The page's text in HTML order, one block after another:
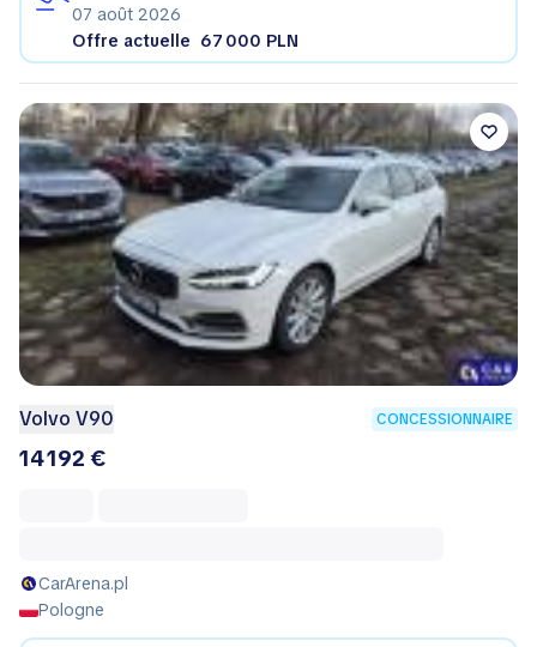
07 août 2026
Offre actuelle 67 000 PLN
Volvo V90 CONCESSIONNAIRE
14 192 €
CarArena.pl
Pologne